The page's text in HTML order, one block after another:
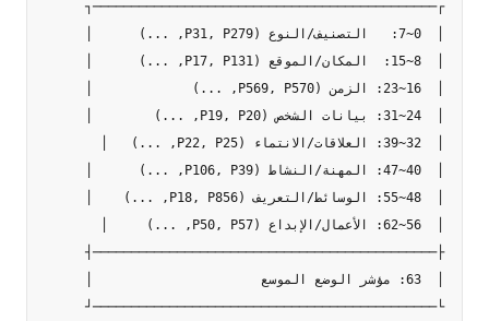
└─────────────────────────────────────────────┘